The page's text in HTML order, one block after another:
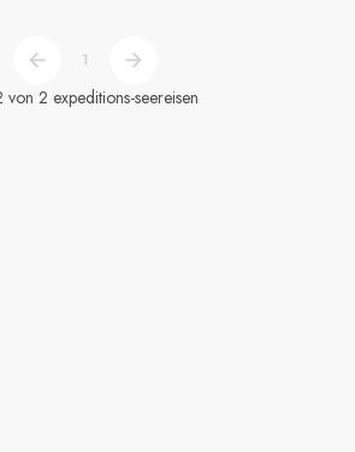
1
von 2 expeditions-seereisen